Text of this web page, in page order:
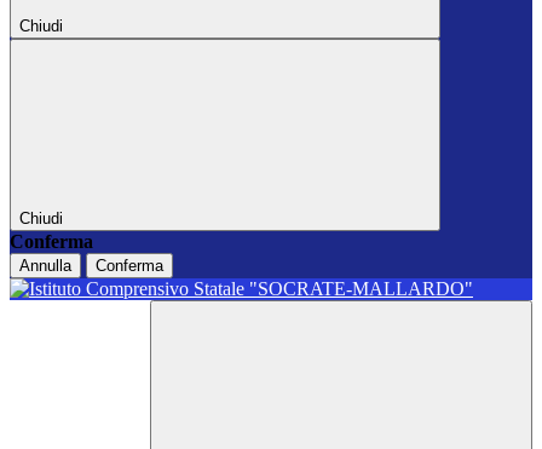
Chiudi
Chiudi
Conferma
Annulla Conferma